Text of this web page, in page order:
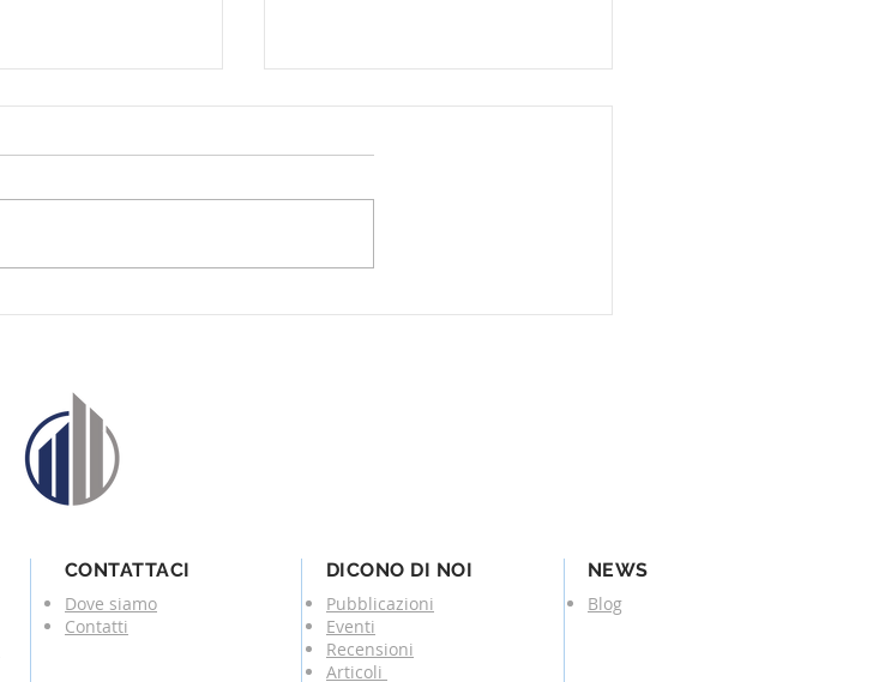
CONTATTACI DICONO DI NOI
NEWS
Dove siamo
Contatti
Pubblicazioni
Eventi
Recensioni
Articoli
Blog